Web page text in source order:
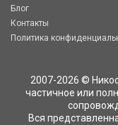
Блог
Контакты
Политика
2007-2026 ©
частичное или
Вся